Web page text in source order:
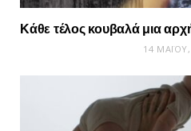
Κάθε τέλος κουβαλά μια
14